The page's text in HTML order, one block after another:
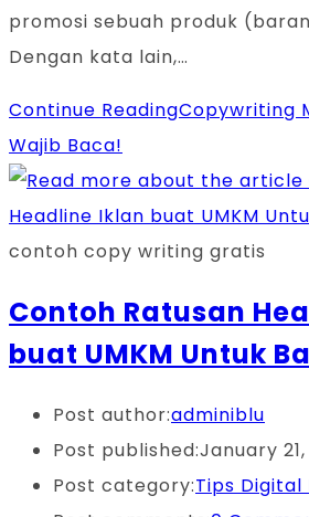
promosi sebuah produk
Dengan kata lain,…
Continue ReadingCopywriting
Wajib Baca!
contoh copy writing gratis
Contoh Ratusan
buat UMKM Untuk
Post author:adminiblu
Post published:January 21,
Post category:Tips